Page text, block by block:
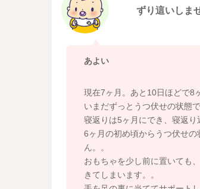
ずり這いしま
あよい
現在7ヶ月。あと10日ほどで8
いまだずっとうつ伏せの状態
寝返りは5ヶ月にでき、寝返り
6ヶ月の初め頃からうつ伏せ
ん。。
おもちゃを少し前に置いても
きてしまいます。。